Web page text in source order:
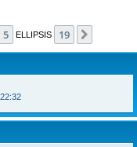
5 ELLIPSIS 19